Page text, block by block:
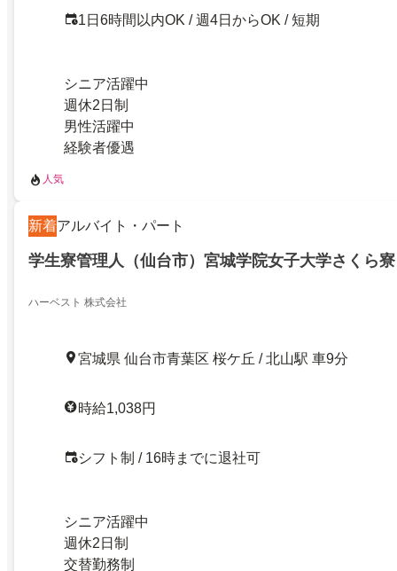
1日6時間以内OK / 週4日からOK / 短期
シニア活躍中
週休2日制
男性活躍中
経験者優遇
人気
新着アルバイト・パート
学生寮管理人（仙台市）宮城学院女子大学さくら
ハーベスト 株式会社
宮城県 仙台市青葉区 桜ケ丘 / 北山駅 車9分
時給1,038円
シフト制 / 16時までに退社可
シニア活躍中
週休2日制
交替勤務制